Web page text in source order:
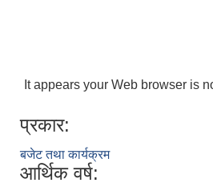
It appears your Web browser is
प्रकार:
बजेट तथा कार्यक्रम
आर्थिक वर्ष: